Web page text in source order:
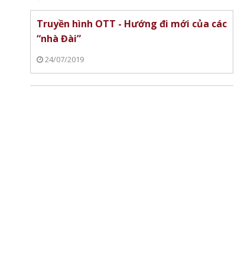
Truyền hình OTT - Hướng đi mới của các
“nhà Đài”
24/07/2019